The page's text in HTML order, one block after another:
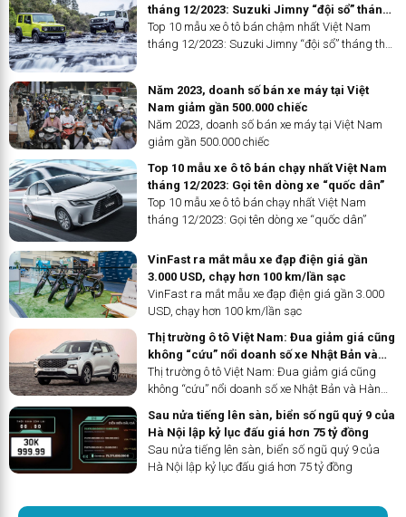
tháng 12/2023: Suzuki Jimny “đội sổ” tháng
thứ 2 liên tiếp
Top 10 mẫu xe ô tô bán chậm nhất Việt Nam
tháng 12/2023: Suzuki Jimny “đội sổ” tháng thứ
Năm 2023, doanh số bán xe máy tại Việt
Nam giảm gần 500.000 chiếc
Năm 2023, doanh số bán xe máy tại Việt Nam
giảm gần 500.000 chiếc
Top 10 mẫu xe ô tô bán chạy nhất Việt Nam
tháng 12/2023: Gọi tên dòng xe “quốc dân”
Top 10 mẫu xe ô tô bán chạy nhất Việt Nam
tháng 12/2023: Gọi tên dòng xe “quốc dân”
VinFast ra mắt mẫu xe đạp điện giá gần
3.000 USD, chạy hơn 100 km/lần sạc
VinFast ra mắt mẫu xe đạp điện giá gần 3.000
USD, chạy hơn 100 km/lần sạc
Thị trường ô tô Việt Nam: Đua giảm giá cũng
không “cứu” nổi doanh số xe Nhật Bản và
Hàn Quốc, Ford nổi thành hiện tượng
Thị trường ô tô Việt Nam: Đua giảm giá cũng
không “cứu” nổi doanh số xe Nhật Bản và Hàn
Quốc, Ford nổi thành hiện tượng
Sau nửa tiếng lên sàn, biển số ngũ quý 9 của
Hà Nội lập kỷ lục đấu giá hơn 75 tỷ đồng
Sau nửa tiếng lên sàn, biển số ngũ quý 9 của
Hà Nội lập kỷ lục đấu giá hơn 75 tỷ đồng